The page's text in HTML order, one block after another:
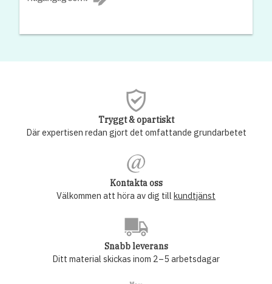
Tryggt & opartiskt
Där expertisen redan gjort det omfattande grundarbetet
Kontakta oss
Välkommen att höra av dig tillkundtjänst
Snabb leverans
Ditt material skickas inom 2–5 arbetsdagar